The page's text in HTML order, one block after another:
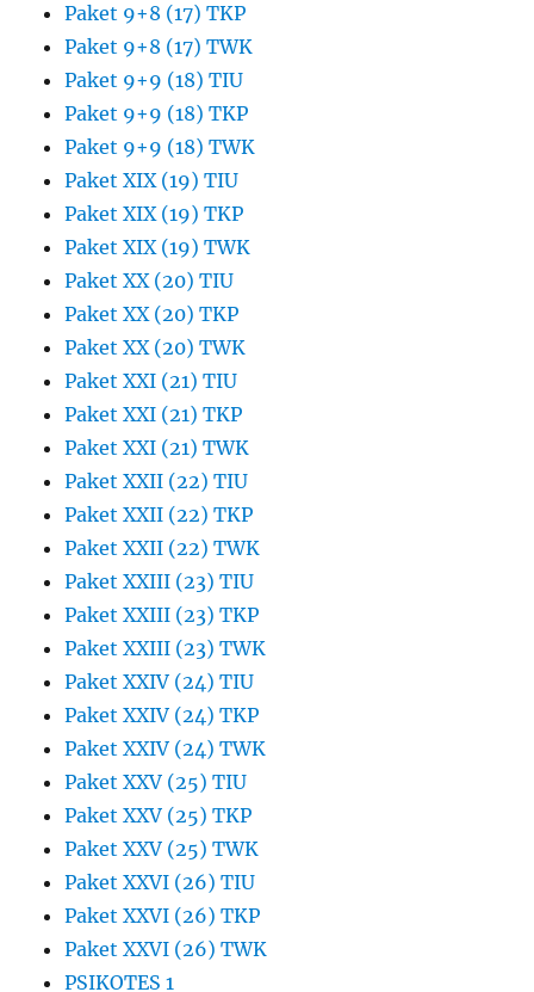
Paket 9+8 (17) TKP
Paket 9+8 (17) TWK
Paket 9+9 (18) TIU
Paket 9+9 (18) TKP
Paket 9+9 (18) TWK
Paket XIX (19) TIU
Paket XIX (19) TKP
Paket XIX (19) TWK
Paket XX (20) TIU
Paket XX (20) TKP
Paket XX (20) TWK
Paket XXI (21) TIU
Paket XXI (21) TKP
Paket XXI (21) TWK
Paket XXII (22) TIU
Paket XXII (22) TKP
Paket XXII (22) TWK
Paket XXIII (23) TIU
Paket XXIII (23) TKP
Paket XXIII (23) TWK
Paket XXIV (24) TIU
Paket XXIV (24) TKP
Paket XXIV (24) TWK
Paket XXV (25) TIU
Paket XXV (25) TKP
Paket XXV (25) TWK
Paket XXVI (26) TIU
Paket XXVI (26) TKP
Paket XXVI (26) TWK
PSIKOTES 1